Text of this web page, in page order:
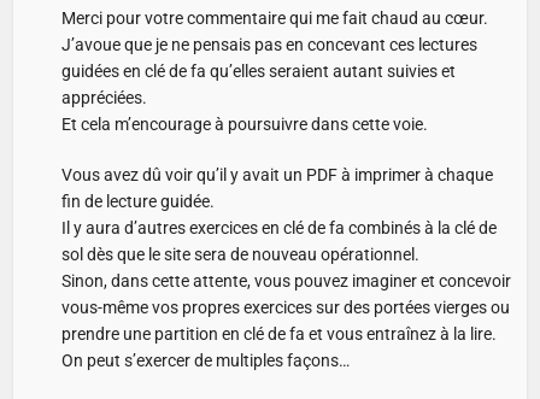
Merci pour votre commentaire qui me fait chaud au cœur.
J’avoue que je ne pensais pas en concevant ces lectures
guidées en clé de fa qu’elles seraient autant suivies et
appréciées.
Et cela m’encourage à poursuivre dans cette voie.
Vous avez dû voir qu’il y avait un PDF à imprimer à chaque
fin de lecture guidée.
Il y aura d’autres exercices en clé de fa combinés à la clé de
sol dès que le site sera de nouveau opérationnel.
Sinon, dans cette attente, vous pouvez imaginer et concevoir
vous-même vos propres exercices sur des portées vierges ou
prendre une partition en clé de fa et vous entraînez à la lire.
On peut s’exercer de multiples façons…